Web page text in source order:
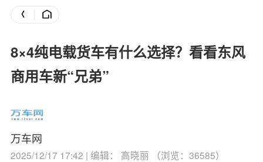
8×4纯电载货车有什么选择？看看东风
商用车新“兄弟”
万车网
2025/12/17 17:42 | 编辑： 高晓丽 （浏览：36585）